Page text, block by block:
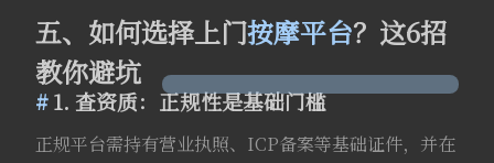
五、如何选择上门按摩平台？这6招
教你避坑
1. 查资质：正规性是基础门槛
正规平台需持有营业执照、ICP备案等基础证件，并在